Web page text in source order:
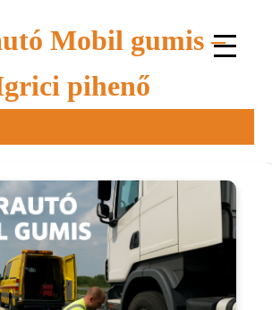
Mobil gumis –
pihenő